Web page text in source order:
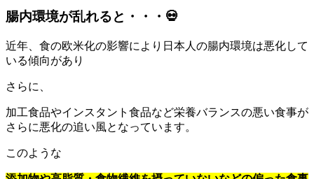
腸内環境が乱れると・・・💀
近年、食の欧米化の影響により日本人の腸内環境は悪化して
いる傾向があり
さらに、
加工食品やインスタント食品など栄養バランスの悪い食事が
さらに悪化の追い風となっています。
このような